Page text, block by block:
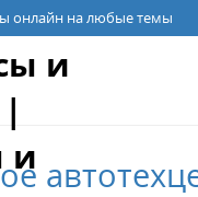
онлайн на любые темы